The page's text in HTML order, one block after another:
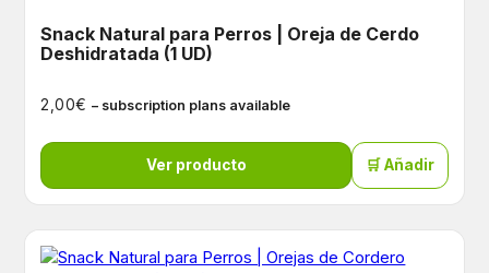
Snack Natural para Perros | Oreja de Cerdo
Deshidratada (1 UD)
2,00€ – subscription plans available
Ver producto 🛒 Añadir